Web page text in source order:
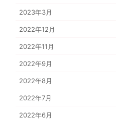
2023年3月
2022年12月
2022年11月
2022年9月
2022年8月
2022年7月
2022年6月